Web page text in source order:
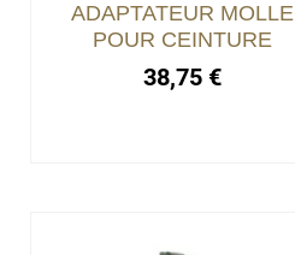
ADAPTATEUR MOLLE
POUR CEINTURE
38,75€